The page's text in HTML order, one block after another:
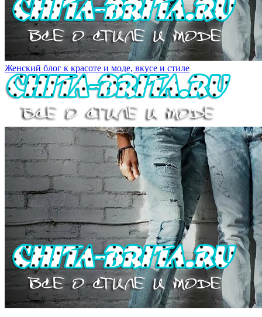
Женский блог к красоте и моде, вкусе и стиле